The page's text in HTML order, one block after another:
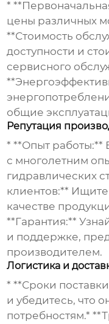
*
цены различных
**Стоимость
доступности и
сервисного
общие
Репутация
* **Опыт работы:**
с многолетним
гидравлических
клиентов:**
качестве
**Гарантия:**
и поддержке,
производителем.
Логистика и
* **Сроки
и убедитесь, что
потребностям.*